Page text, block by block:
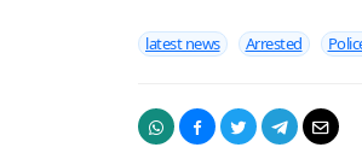
latest news Arrested